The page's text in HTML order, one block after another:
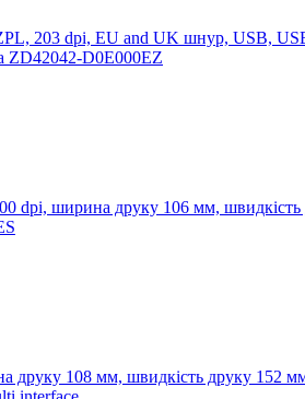
203 dpi, EU and UK шнур, USB,
ZD42042-D0E000EZ
dpi, ширина друку 106 мм,
друку 108 мм, швидкість друку 152